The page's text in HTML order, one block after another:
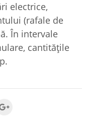
electrice,
(rafale de
În intervale
cantităţile